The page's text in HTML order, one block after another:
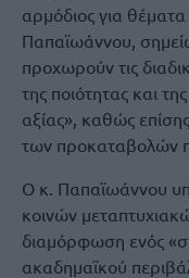
αρμόδιος για
Παπαϊωάννου,
προχωρούν τις
της ποιότητας και
αξίας», καθώς
των προκαταβολών
Ο κ. Παπαϊωάννου
κοινών
διαμόρφωση ενός
ακαδημαϊκού